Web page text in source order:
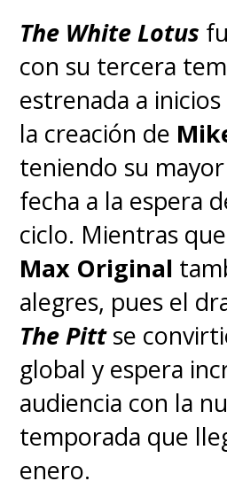
The White Lotus
con su tercera
estrenada a
la creación de
teniendo su
fecha a la espera
ciclo. Mientras
Max Original
alegres, pues el
The Pittse
global y espera
audiencia con la
temporada que
enero.